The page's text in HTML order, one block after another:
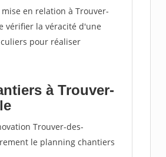
en relation à Trouver-
vérifier la véracité d'une
pour réaliser
à Trouver-
Trouver-des-
le planning chantiers